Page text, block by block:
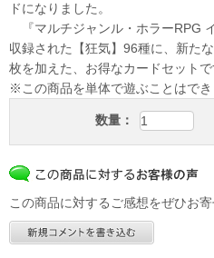
ドになりました。
『マルチジャンル・ホラーRPG
収録された【狂気】96種に、新た
枚を加えた、お得なカードセットで
※この商品を単体で遊ぶことはでき
数量：
この商品に対するご感想をぜひお寄